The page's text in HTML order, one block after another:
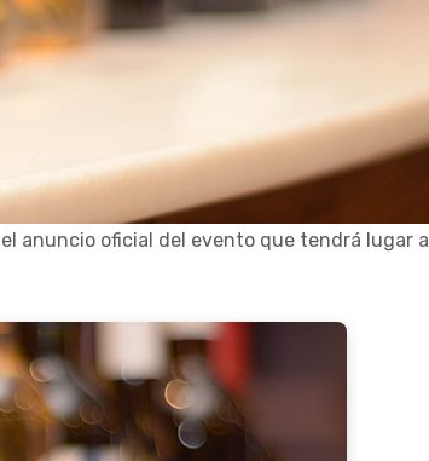
anuncio oficial del evento que tendrá lugar a